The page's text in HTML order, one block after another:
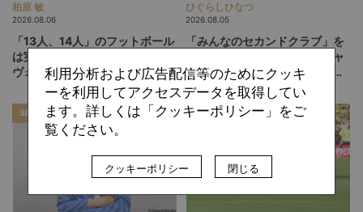
柏原 敏
2026.08.06
「13人、14人」のフットボール
は実現するか。吉本監督の徳島
ヴォルティスが描く“新章”
ひぐらしひなつ
2026.08.05
「みんなのセカンドクラブ」を
目指して。躍進するテゲバジャ
ーロ宮崎が示す「クラブを育て
る」という価値観
SPECIAL SPECIAL
利用分析および広告配信等のためにクッキ
ーを利用してアクセスデータを取得してい
ます。詳しくは「クッキーポリシー」をご
覧ください。
クッキーポリシー 閉じる